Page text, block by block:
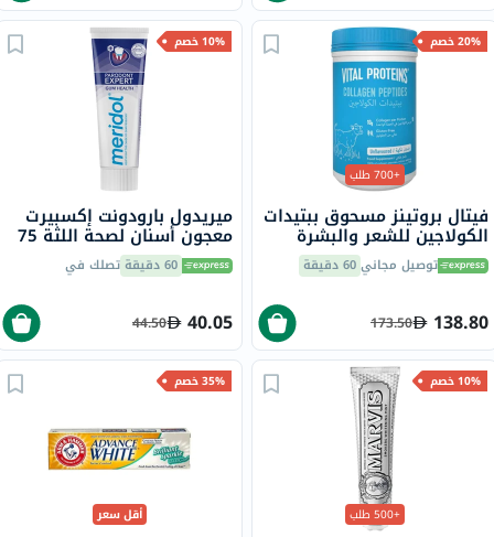
20% خصم
+700 طلب
فيتال بروتينز مسحوق ببتيدات
الكولاجين للشعر والبشرة
والأظافر 284 جرامتوصيل مجاني60 دقيقة
138.80
173.50
10% خصم
ميريدول بارودونت إكسبيرت
معجون أسنان لصحة اللثة 75
مل 60 دقيقة تصلك في
40.05
44.50
10% خصم
+500 طلب
35% خصم
أقل سعر